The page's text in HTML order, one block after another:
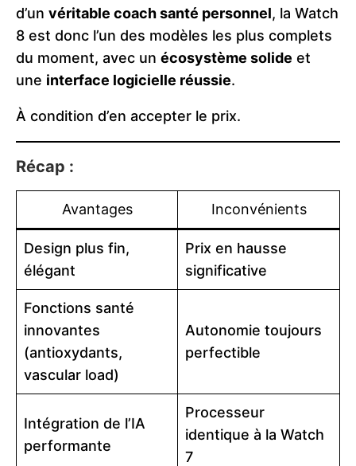
d’un véritable coach santé personnel, la Watch
8 est donc l’un des modèles les plus complets
du moment, avec un écosystème solide et
une interface logicielle réussie.
À condition d’en accepter le prix.
Récap :
Avantages Inconvénients
Design plus fin,
élégant
Prix en hausse
significative
Fonctions santé
innovantes
(antioxydants,
vascular load)
Autonomie toujours
perfectible
Intégration de l’IA
performante
Processeur
identique à la Watch
7